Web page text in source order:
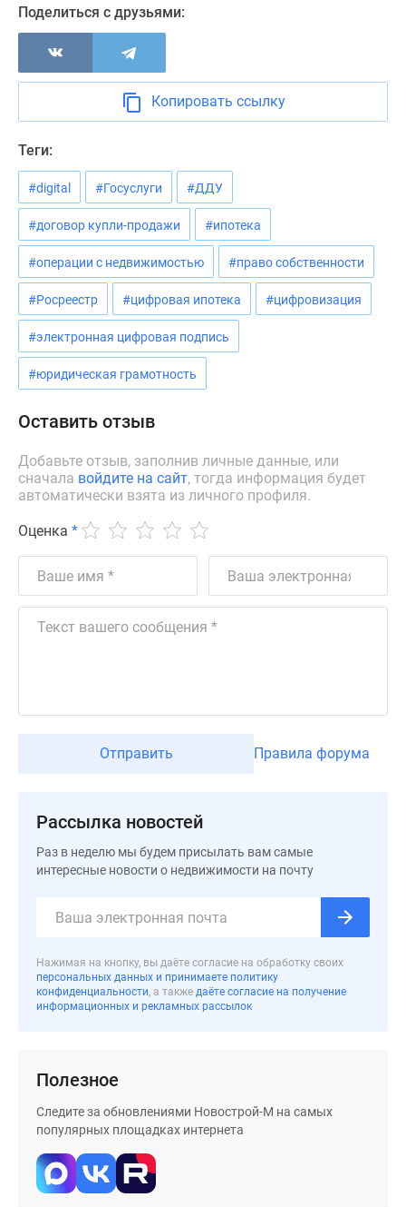
Поделиться с друзьями:
Копировать ссылку
Теги:
#digital #Госуслуги #ДДУ
#договор купли-продажи #ипотека
#операции с недвижимостью #право собственности
#Росреестр #цифровая ипотека #цифровизация
#электронная цифровая подпись
#юридическая грамотность
Оставить отзыв
Добавьте отзыв, заполнив личные данные, или
сначала войдите на сайт, тогда информация будет
автоматически взята из личного профиля.
Оценка *
Отправить Правила форума
Рассылка новостей
Раз в неделю мы будем присылать вам самые
интересные новости о недвижимости на почту
Нажимая на кнопку, вы даёте согласие на обработку своих
персональных данных и принимаете политику
конфиденциальности, а также даёте согласие на получение
информационных и рекламных рассылок
Полезное
Следите за обновлениями Новострой-М на самых
популярных площадках интернета